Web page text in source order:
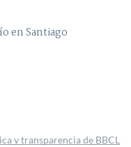
en Santiago
y transparencia de BBCL